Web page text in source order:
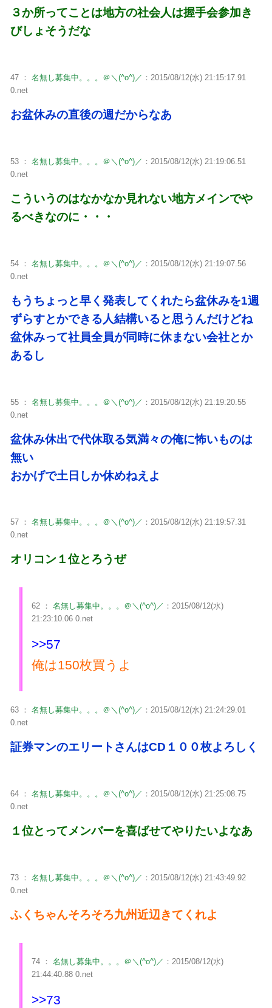
３か所ってことは地方の社会人は握手会参加き
びしょそうだな
47 ： 名無し募集中。。。＠＼(^o^)／ ：2015/08/12(水) 21:15:17.91
0.net
お盆休みの直後の週だからなあ
53 ： 名無し募集中。。。＠＼(^o^)／ ：2015/08/12(水) 21:19:06.51
0.net
こういうのはなかなか見れない地方メインでや
るべきなのに・・・
54 ： 名無し募集中。。。＠＼(^o^)／ ：2015/08/12(水) 21:19:07.56
0.net
もうちょっと早く発表してくれたら盆休みを1週
ずらすとかできる人結構いると思うんだけどね
盆休みって社員全員が同時に休まない会社とか
あるし
55 ： 名無し募集中。。。＠＼(^o^)／ ：2015/08/12(水) 21:19:20.55
0.net
盆休み休出で代休取る気満々の俺に怖いものは
無い
おかげで土日しか休めねえよ
57 ： 名無し募集中。。。＠＼(^o^)／ ：2015/08/12(水) 21:19:57.31
0.net
オリコン１位とろうぜ
62 ： 名無し募集中。。。＠＼(^o^)／ ：2015/08/12(水)
21:23:10.06 0.net
>>57
俺は150枚買うよ
63 ： 名無し募集中。。。＠＼(^o^)／ ：2015/08/12(水) 21:24:29.01
0.net
証券マンのエリートさんはCD１００枚よろしく
64 ： 名無し募集中。。。＠＼(^o^)／ ：2015/08/12(水) 21:25:08.75
0.net
１位とってメンバーを喜ばせてやりたいよなあ
73 ： 名無し募集中。。。＠＼(^o^)／ ：2015/08/12(水) 21:43:49.92
0.net
ふくちゃんそろそろ九州近辺きてくれよ
74 ： 名無し募集中。。。＠＼(^o^)／ ：2015/08/12(水)
21:44:40.88 0.net
>>73